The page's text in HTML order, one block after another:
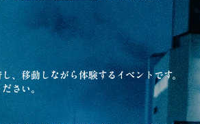
、移動しながら体験するイベントです。
さい。